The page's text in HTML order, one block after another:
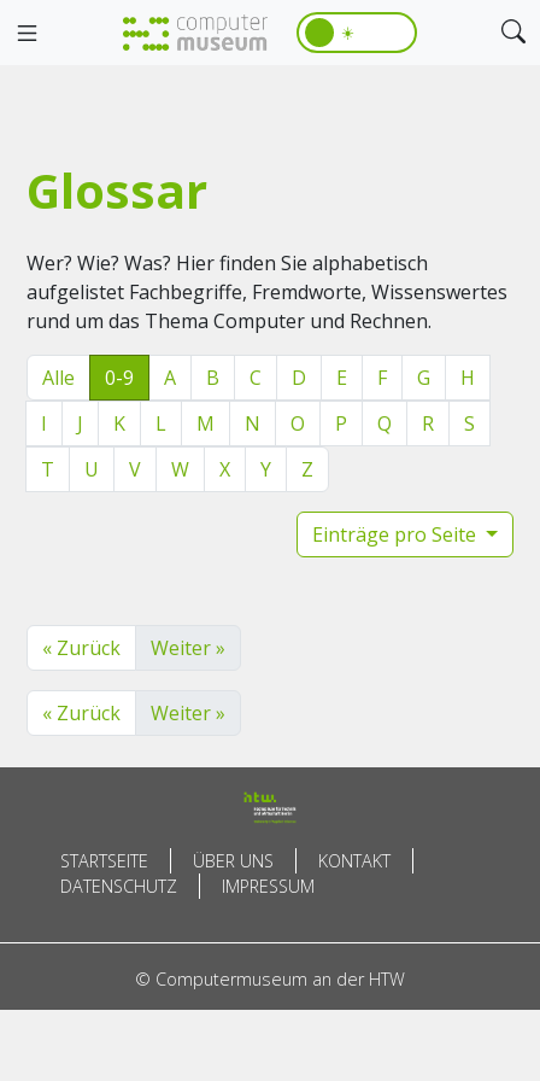
☀️
Glossar
Wer? Wie? Was? Hier finden Sie alphabetisch
aufgelistet Fachbegriffe, Fremdworte, Wissenswertes
rund um das Thema Computer und Rechnen.
Alle 0-9 A B C D E F G
H
I
J K L M N O P Q R
S
T
U V W X Y Z
Einträge pro Seite
« Zurück Weiter »
« Zurück Weiter »
STARTSEITE ÜBER UNS
KONTAKT
DATENSCHUTZ
IMPRESSUM
© Computermuseum an der HTW